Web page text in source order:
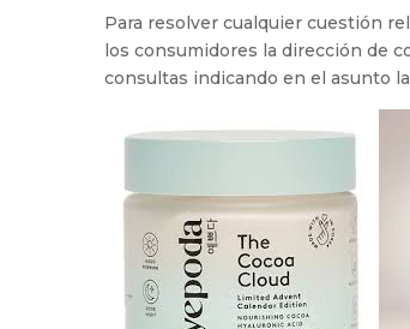
Para resolver cualquier cuestión
los consumidores la dirección de
consultas indicando en el asunto